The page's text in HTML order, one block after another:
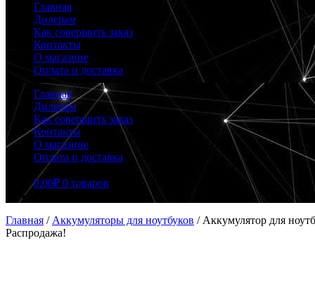
Главная
Дилерам
Как совершить заказ
Контакты
О магазине
Оплата и доставка
Главная
Дилерам
Как совершить заказ
Контакты
О магазине
Оплата и доставка
0.00₽ 0 товаров
Главная / Аккумуляторы для ноутбуков / Аккумулятор для
Распродажа!